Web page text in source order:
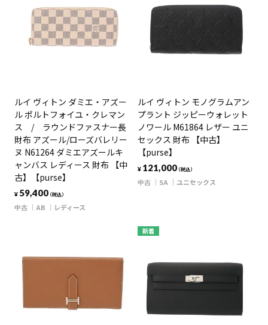
ルイ ヴィトン ダミエ・アズー
ル ポルトフォイユ・クレマン
ス / ラウンドファスナー長
財布 アズール/ローズバレリー
ヌ N61264 ダミエアズールキ
ャンバス レディース 財布 【中
古】【purse】
¥ 59,400（税込）
中古 AB レディース
ルイ ヴィトン モノグラムアン
プラント ジッピーウォレット
ノワール M61864 レザー ユニ
セックス 財布 【中古】
【purse】
¥ 121,000（税込）
中古 SA ユニセックス
新着